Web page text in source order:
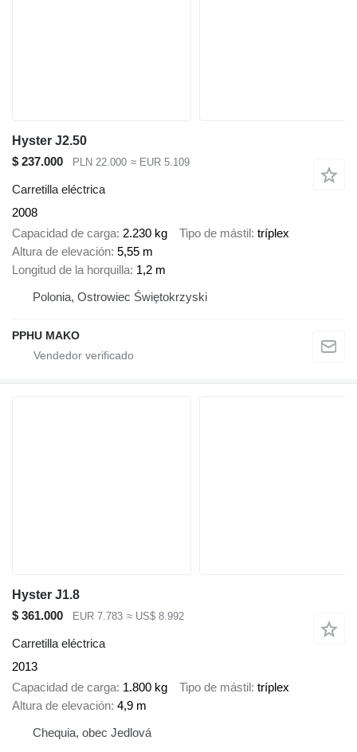
Hyster J2.50
$ 237.000
PLN 22.000 ≈ EUR 5.109
Carretilla eléctrica
2008
Capacidad de carga 2.230 kg Tipo de mástil tríplex
Altura de elevación 5,55 m
Longitud de la horquilla 1,2 m
Polonia, Ostrowiec Świętokrzyski
PPHU MAKO
Hyster J1.8
$ 361.000
EUR 7.783 ≈ US$ 8.992
Carretilla eléctrica
2013
Capacidad de carga 1.800 kg Tipo de mástil tríplex
Altura de elevación 4,9 m
Chequia, obec Jedlová